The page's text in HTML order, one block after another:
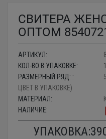
СВИТЕРА
ОПТОМ
АРТИКУЛ:
КОЛ-ВО В УПАКОВКЕ:
РАЗМЕРНЫЙ РЯД: :
ЦВЕТ В УПАКОВКЕ)
МАТЕРИАЛ:
НАЛИЧИЕ:
УПАКОВКА: